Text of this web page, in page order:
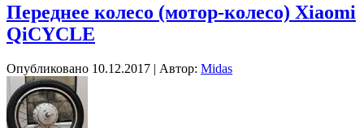
Переднее колесо (мотор-колесо) Xiaomi
QiCYCLE
Опубликовано 10.12.2017 | Автор: Midas